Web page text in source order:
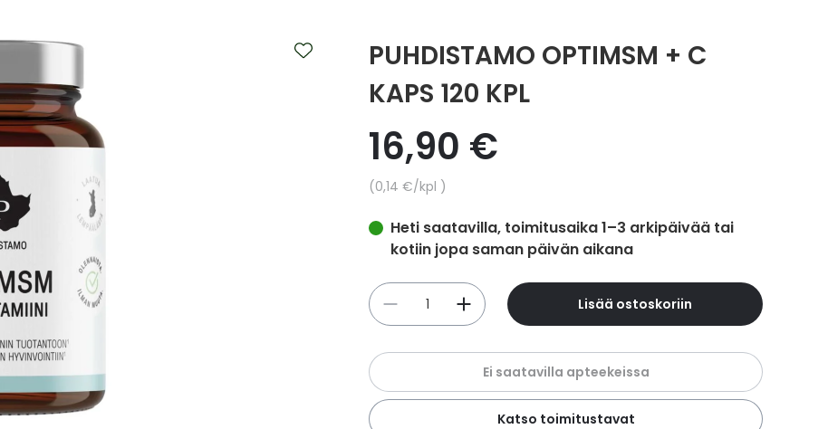
PUHDISTAMO OPTIMSM + C
KAPS 120 KPL
16,90 €
Yksikköhinta
0,14 €/kpl
Heti saatavilla, toimitusaika 1–3 arkipäivää tai
kotiin jopa saman päivän aikana
Määrä
Lisää ostoskoriin
Ei saatavilla apteekeissa
Katso toimitustavat